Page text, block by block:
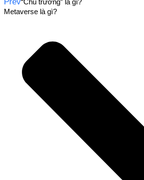
Prev“Chủ trương” là gì?
Metaverse là gì?